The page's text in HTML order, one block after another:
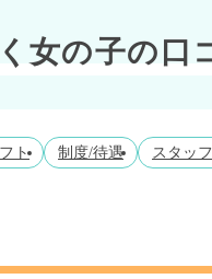
女の子の口
ト 制度/待遇
スタッ